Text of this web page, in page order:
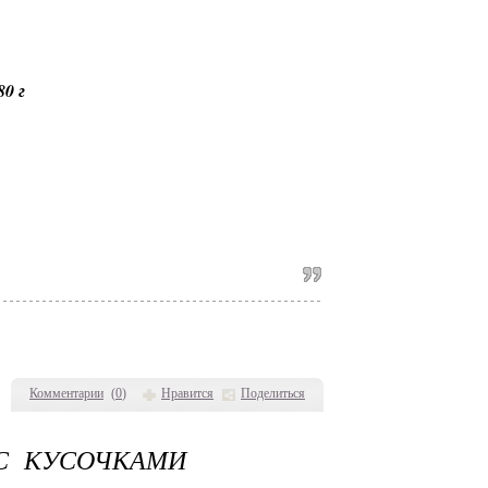
Комментарии (0) Нравится Поделиться
г
КУСОЧКАМИ